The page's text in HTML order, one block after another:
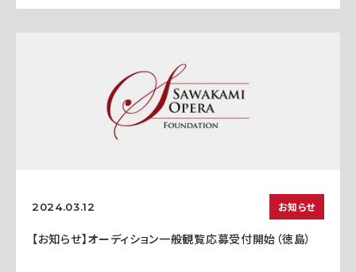
2024.03.12 お知らせ
【お知らせ】オーディション一般観覧応募受付開始（徳島）